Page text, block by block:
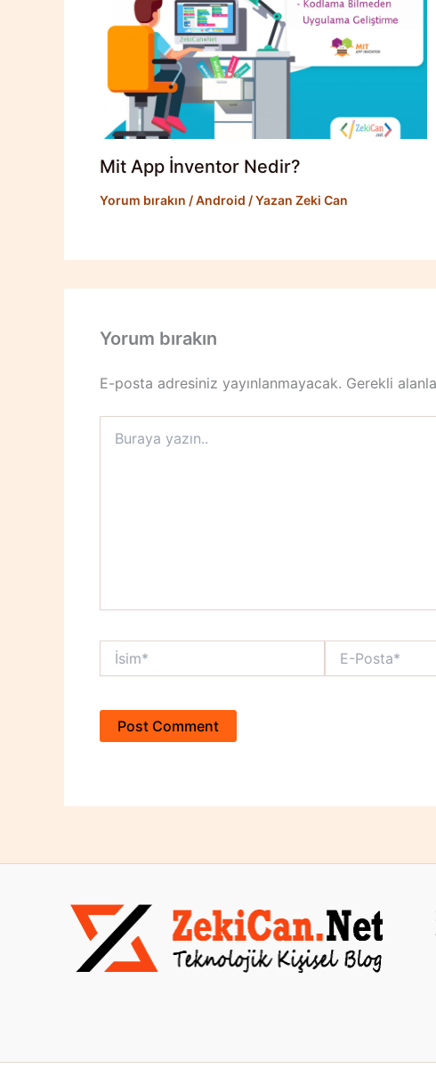
Mit App İnventor Nedir?
Yorum bırakın /Android / Yazan Zeki Can
Yorum bırakın
E-posta adresiniz yayınlanmayacak. Gerekli
yazın..
İsim*
Posta*